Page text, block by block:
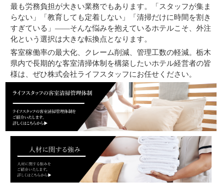
最も労務負担が大きい業務でもあります。「スタッフが集ま
らない」「教育しても定着しない」「清掃だけに時間を割き
すぎている」――そんな悩みを抱えているホテルこそ、外注
化という選択は大きな転換点となります。
客室稼働率の最大化、クレーム削減、管理工数の軽減。栃木
県内で長期的な客室清掃体制を構築したいホテル経営者の皆
様は、ぜひ株式会社ライフスタッフにお任せください。